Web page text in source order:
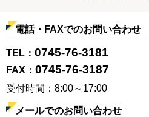
電話・FAXでのお問い合わせ
TEL： 0745-76-3181
FAX： 0745-76-3187
受付時間：8:00～17:00
メールでのお問い合わせ